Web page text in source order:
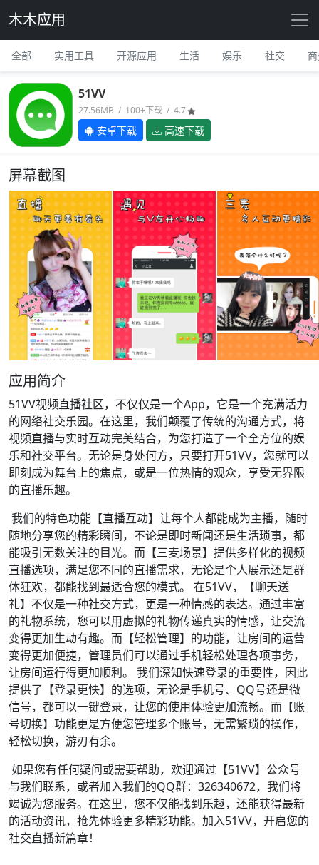
木木应用
全部 实用工具 开源应用 生活 娱乐 社交
51VV
27.56MB / 100+下载 / 4.7
安卓下载 高速下载
屏幕截图
应用简介
51VV视频直播社区，不仅仅是一个App，它是一个充满活力
的网络社交乐园。在这里，我们颠覆了传统的沟通方式，将
视频直播与实时互动完美结合，为您打造了一个全方位的娱
乐和社交平台。无论是身处何方，只要打开51VV，您就可以
即刻成为舞台上的焦点，或是一位热情的观众，享受无界限
的直播乐趣。
我们的特色功能【直播互动】让每个人都能成为主播，随时
随地分享您的精彩瞬间，不论是即时新闻还是生活琐事，都
能吸引无数关注的目光。而【三麦场景】提供多样化的视频
直播选项，满足您不同的直播需求，无论是个人展示还是群
体狂欢，都能找到最适合您的模式。 在51VV，【聊天送
礼】不仅是一种社交方式，更是一种情感的表达。通过丰富
的礼物系统，您可以用虚拟的礼物传递真实的情感，让交流
变得更加生动有趣。而【轻松管理】的功能，让房间的运营
变得更加便捷，管理员们可以通过手机轻松处理各项事务，
让房间运行得更加顺利。 我们深知快速登录的重要性，因此
提供了【登录更快】的选项，无论是手机号、QQ号还是微
信号，都可以一键登录，让您的使用体验更加流畅。而【账
号切换】功能更是方便您管理多个账号，无需繁琐的操作，
轻松切换，游刃有余。
如果您有任何疑问或需要帮助，欢迎通过【51VV】公众号
与我们联系，或者加入我们的QQ群：326340672，我们将
竭诚为您服务。在这里，您不仅能找到乐趣，还能获得最新
的活动资讯，抢先体验更多精彩功能。加入51VV，开启您的
社交直播新篇章！